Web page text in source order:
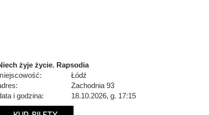
żyje życie. Rapsodia
Łódź
Zachodnia 93
i godzina:
18.10.2026, g. 17:15